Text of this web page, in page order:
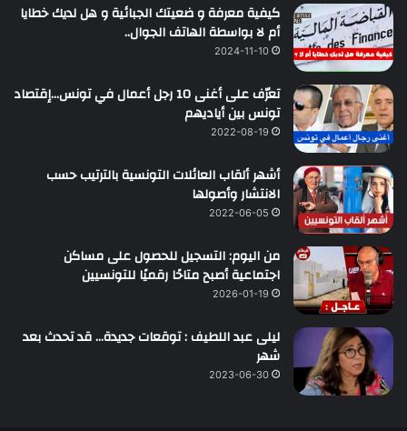
كيفية معرفة و ضعيتك الجبائية و هل لديك خطايا
أم لا بواسطة الهاتف الجوال..
2024-11-10
تعرّف على أغنى 10 رجل أعمال في تونس…إقتصاد
تونس بين أياديهم
2022-08-19
أشهر ألقاب العائلات التونسية بالترتيب حسب
الانتشار وأصولها
2022-06-05
من اليوم: التسجيل للحصول على مساكن
اجتماعية أصبح متاحًا رقميًا للتونسيين
2026-01-19
ليلى عبد اللطيف : توقعات جديدة… قد تحدث بعد
شهر
2023-06-30